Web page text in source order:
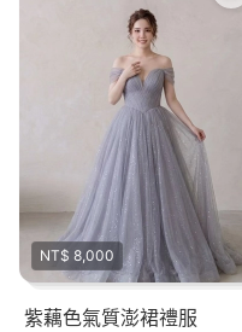
NT$ 8,000
紫藕色氣質澎裙禮服